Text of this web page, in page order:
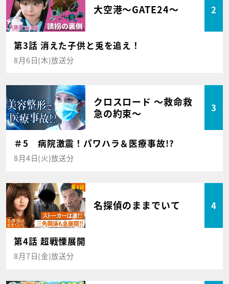
大空港～GATE24～ 2
第3話 消えた子供と兎を追え！
8月6日(木)放送分
クロスロード ～救命救
急の約束～
3
＃5 病院激震！パワハラ＆医療事故!?
8月4日(火)放送分
名探偵のままでいて 4
第4話 超戦慄展開
8月7日(金)放送分